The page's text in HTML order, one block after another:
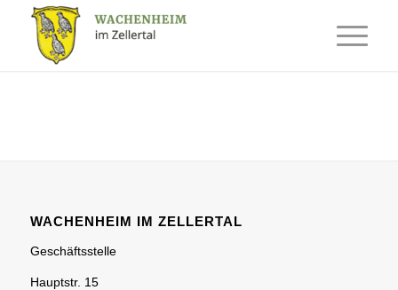
WACHENHEIM IM ZELLERTAL
Geschäftsstelle
Hauptstr. 15